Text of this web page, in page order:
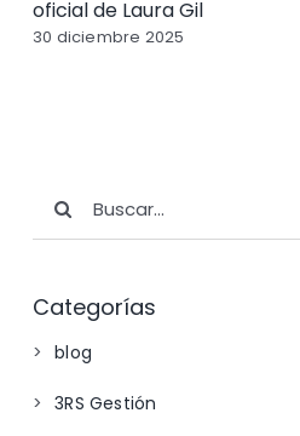
oficial de Laura Gil
30 diciembre 2025
Categorías
blog
3RS Gestión